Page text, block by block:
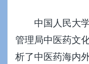
中国人民大学
管理局中医药文
析了中医药海内